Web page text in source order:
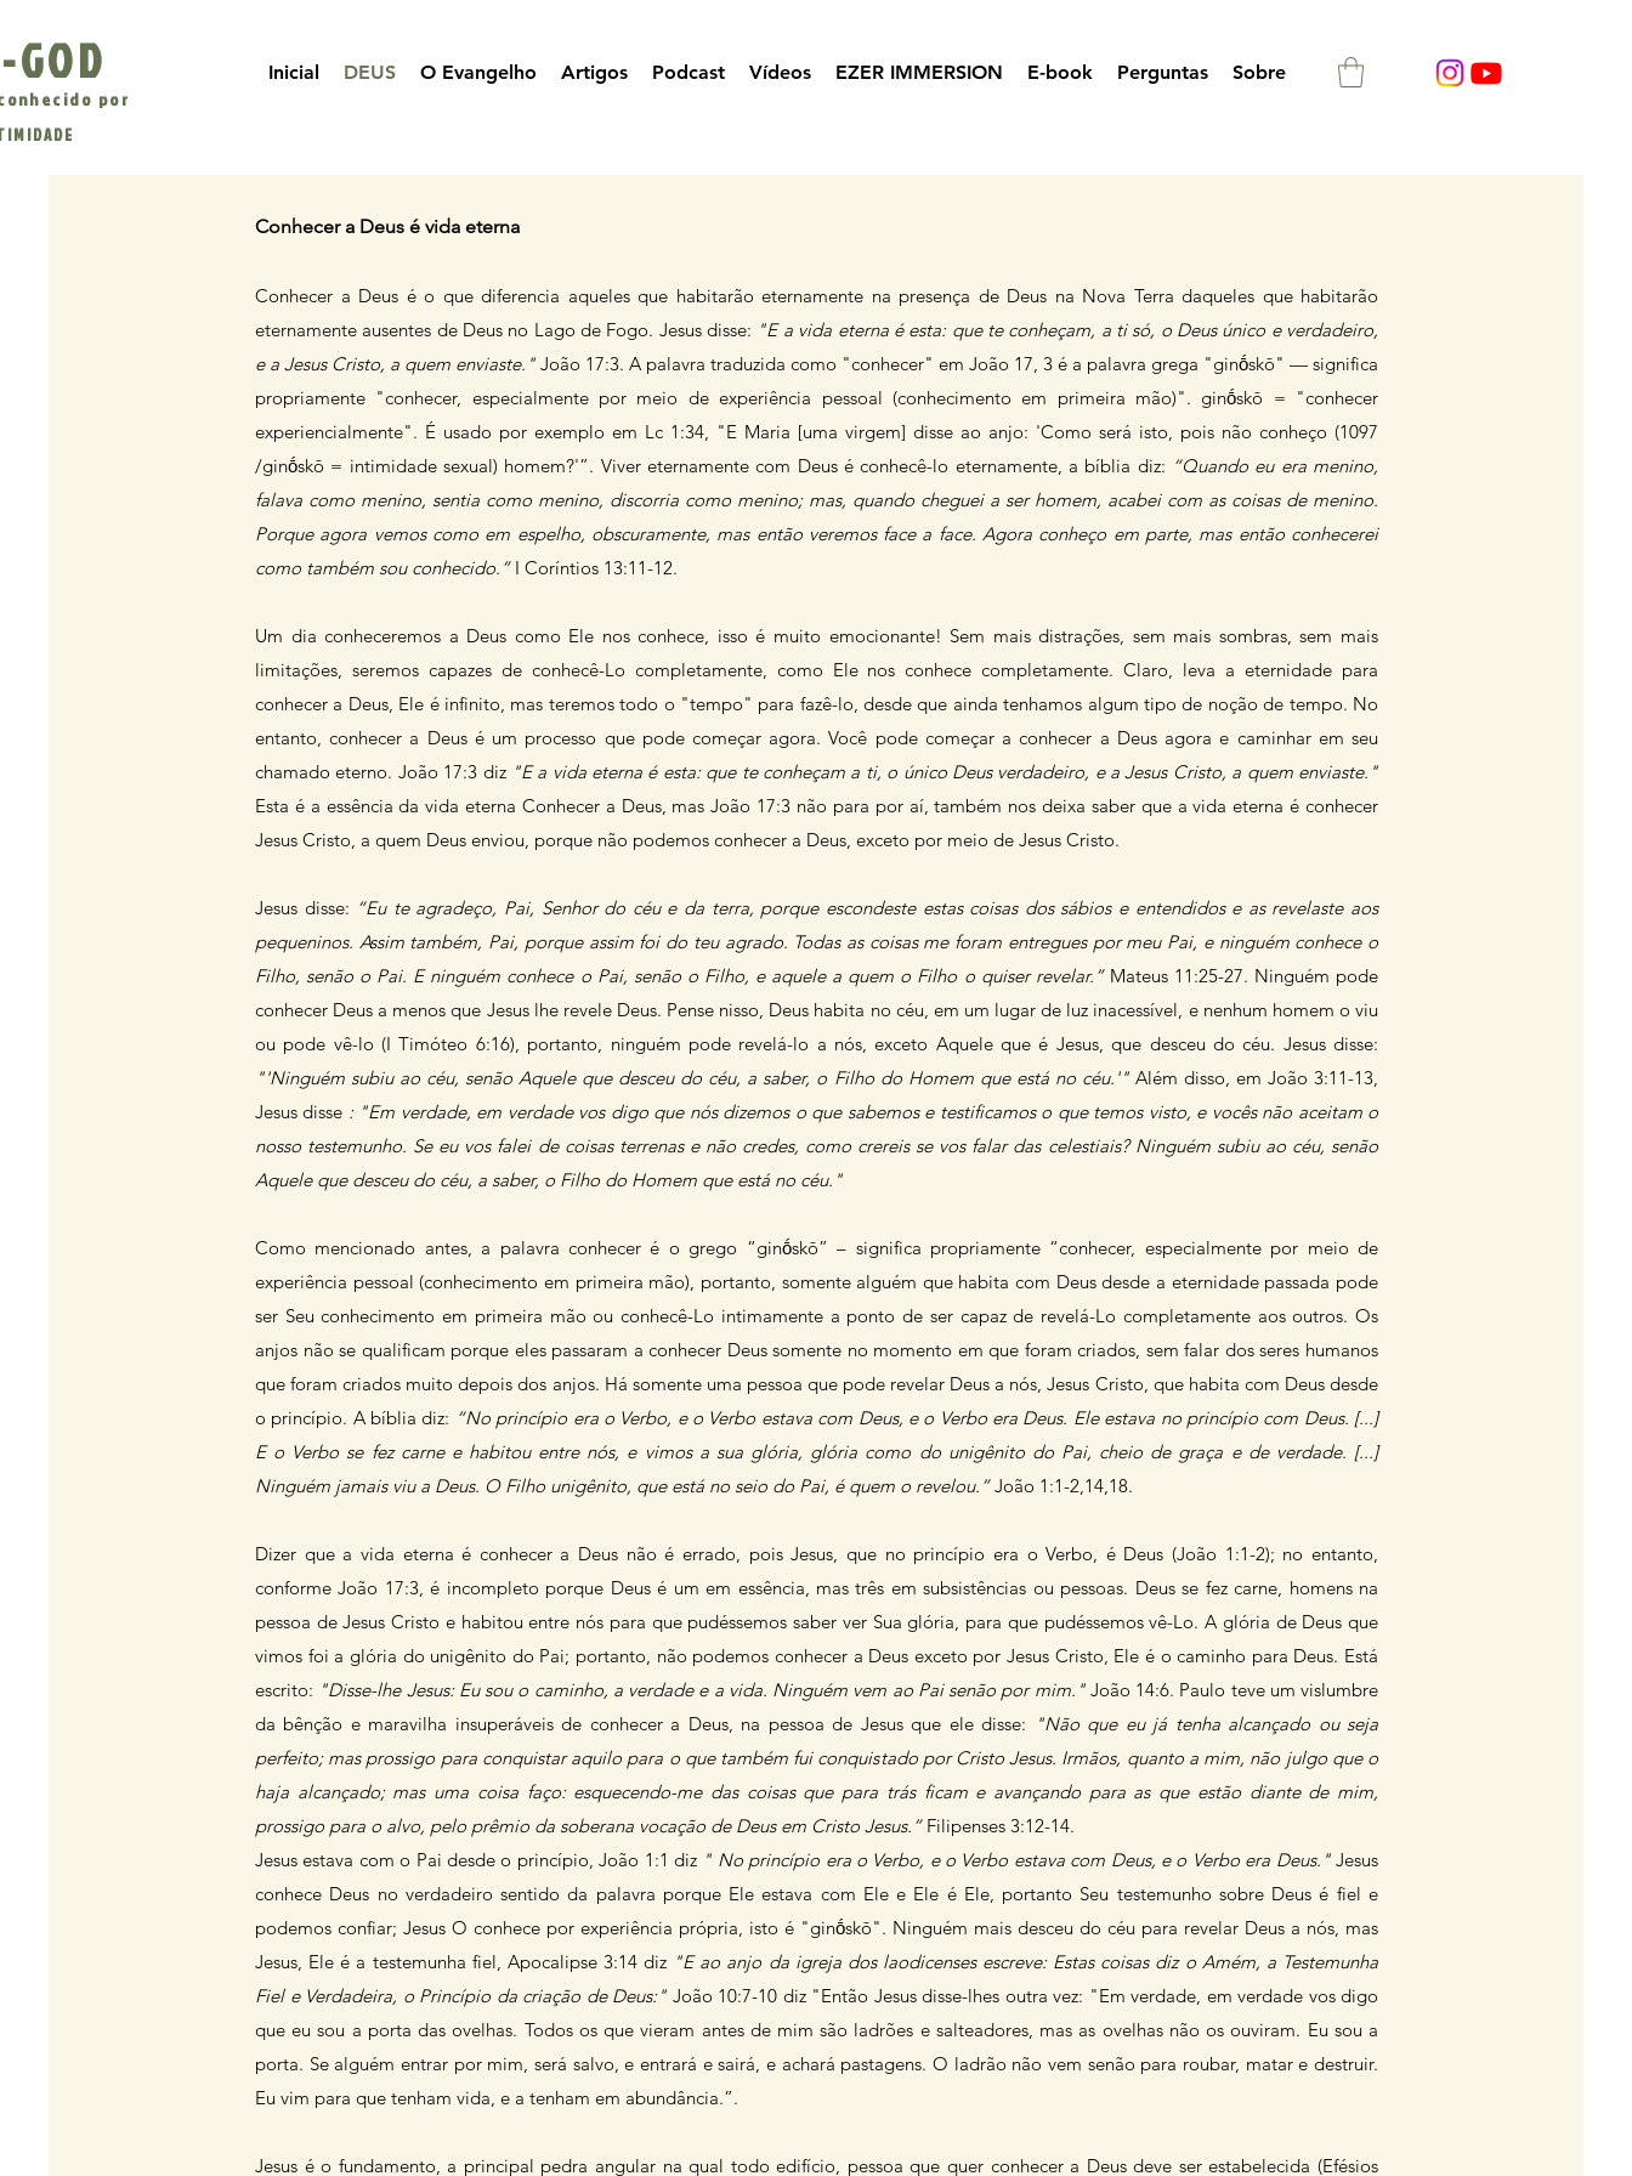
Inicial DEUS O Evangelho Artigos Podcast Vídeos EZER IMMERSION E-book Perguntas
Sobre
por
Conhecer a Deus é vida eterna
Conhecer a Deus é o que diferencia aqueles que habitarão eternamente na presença de Deus na Nova Terra daqueles que habitarão
eternamente ausentes de Deus no Lago de Fogo. Jesus disse: "E a vida eterna é esta: que te conheçam, a ti só, o Deus único e verdadeiro,
e a Jesus Cristo, a quem enviaste." João 17:3. A palavra traduzida como "conhecer" em João 17, 3 é a palavra grega "ginṓskō" — significa
propriamente "conhecer, especialmente por meio de experiência pessoal (conhecimento em primeira mão)". ginṓskō = "conhecer
experiencialmente". É usado por exemplo em Lc 1:34, "E Maria [uma virgem] disse ao anjo: 'Como será isto, pois não conheço (1097
/ginṓskō = intimidade sexual) homem?'”. Viver eternamente com Deus é conhecê-lo eternamente, a bíblia diz: “Quando eu era menino,
falava como menino, sentia como menino, discorria como menino; mas, quando cheguei a ser homem, acabei com as coisas de menino.
Porque agora vemos como em espelho, obscuramente, mas então veremos face a face. Agora conheço em parte, mas então conhecerei
como também sou conhecido.”I Coríntios 13:11-12.
Um dia conheceremos a Deus como Ele nos conhece, isso é muito emocionante! Sem mais distrações, sem mais sombras, sem mais
limitações, seremos capazes de conhecê-Lo completamente, como Ele nos conhece completamente. Claro, leva a eternidade para
conhecer a Deus, Ele é infinito, mas teremos todo o "tempo" para fazê-lo, desde que ainda tenhamos algum tipo de noção de tempo. No
entanto, conhecer a Deus é um processo que pode começar agora. Você pode começar a conhecer a Deus agora e caminhar em seu
chamado eterno. João 17:3 diz "E a vida eterna é esta: que te conheçam a ti, o único Deus verdadeiro, e a Jesus Cristo, a quem enviaste."
Esta é a essência da vida eterna Conhecer a Deus, mas João 17:3 não para por aí, também nos deixa saber que a vida eterna é conhecer
Jesus Cristo, a quem Deus enviou, porque não podemos conhecer a Deus, exceto por meio de Jesus Cristo.
Jesus disse: “Eu te agradeço, Pai, Senhor do céu e da terra, porque escondeste estas coisas dos sábios e entendidos e as revelaste aos
pequeninos. Assim também, Pai, porque assim foi do teu agrado. Todas as coisas me foram entregues por meu Pai, e ninguém conhece o
Filho, senão o Pai. E ninguém conhece o Pai, senão o Filho, e aquele a quem o Filho o quiser revelar.”Mateus 11:25-27. Ninguém pode
conhecer Deus a menos que Jesus lhe revele Deus. Pense nisso, Deus habita no céu, em um lugar de luz inacessível, e nenhum homem o viu
ou pode vê-lo (I Timóteo 6:16), portanto, ninguém pode revelá-lo a nós, exceto Aquele que é Jesus, que desceu do céu. Jesus disse:
"'Ninguém subiu ao céu, senão Aquele que desceu do céu, a saber, o Filho do Homem que está no céu.'" Além disso, em João 3:11-13,
Jesus disse : "Em verdade, em verdade vos digo que nós dizemos o que sabemos e testificamos o que temos visto, e vocês não aceitam o
nosso testemunho. Se eu vos falei de coisas terrenas e não credes, como crereis se vos falar das celestiais? Ninguém subiu ao céu, senão
Aquele que desceu do céu, a saber, o Filho do Homem que está no céu."
Como mencionado antes, a palavra conhecer é o grego “ginṓskō” – significa propriamente “conhecer, especialmente por meio de
experiência pessoal (conhecimento em primeira mão), portanto, somente alguém que habita com Deus desde a eternidade passada pode
ser Seu conhecimento em primeira mão ou conhecê-Lo intimamente a ponto de ser capaz de revelá-Lo completamente aos outros. Os
anjos não se qualificam porque eles passaram a conhecer Deus somente no momento em que foram criados, sem falar dos seres humanos
que foram criados muito depois dos anjos. Há somente uma pessoa que pode revelar Deus a nós, Jesus Cristo, que habita com Deus desde
o princípio. A bíblia diz: “No princípio era o Verbo, e o Verbo estava com Deus, e o Verbo era Deus. Ele estava no princípio com Deus. [...]
E o Verbo se fez carne e habitou entre nós, e vimos a sua glória, glória como do unigênito do Pai, cheio de graça e de verdade. [...]
Ninguém jamais viu a Deus. O Filho unigênito, que está no seio do Pai, é quem o revelou.”João 1:1-2,14,18.
Dizer que a vida eterna é conhecer a Deus não é errado, pois Jesus, que no princípio era o Verbo, é Deus (João 1:1-2); no entanto,
conforme João 17:3, é incompleto porque Deus é um em essência, mas três em subsistências ou pessoas. Deus se fez carne, homens na
pessoa de Jesus Cristo e habitou entre nós para que pudéssemos saber ver Sua glória, para que pudéssemos vê-Lo. A glória de Deus que
vimos foi a glória do unigênito do Pai; portanto, não podemos conhecer a Deus exceto por Jesus Cristo, Ele é o caminho para Deus. Está
escrito: "Disse-lhe Jesus: Eu sou o caminho, a verdade e a vida. Ninguém vem ao Pai senão por mim."João 14:6. Paulo teve um vislumbre
da bênção e maravilha insuperáveis de conhecer a Deus, na pessoa de Jesus que ele disse:
"Não que eu já tenha alcançado ou seja
perfeito; mas prossigo para conquistar aquilo para o que também fui conquistado por Cristo Jesus. Irmãos, quanto a mim, não julgo que o
haja alcançado; mas uma coisa faço: esquecendo-me das coisas que para trás ficam e avançando para as que estão diante de mim,
prossigo para o alvo, pelo prêmio da soberana vocação de Deus em Cristo Jesus.”Filipenses 3:12-14.
Jesus estava com o Pai desde o princípio, João 1:1 diz " No princípio era o Verbo, e o Verbo estava com Deus, e o Verbo era Deus."Jesus
conhece Deus no verdadeiro sentido da palavra porque Ele estava com Ele e Ele é Ele, portanto Seu testemunho sobre Deus é fiel e
podemos confiar; Jesus O conhece por experiência própria, isto é "ginṓskō". Ninguém mais desceu do céu para revelar Deus a nós, mas
Jesus, Ele é a testemunha fiel, Apocalipse 3:14 diz "E ao anjo da igreja dos laodicenses escreve: Estas coisas diz o Amém, a Testemunha
Fiel e Verdadeira, o Princípio da criação de Deus:" João 10:7-10 diz "Então Jesus disse-lhes outra vez: "Em verdade, em verdade vos digo
que eu sou a porta das ovelhas. Todos os que vieram antes de mim são ladrões e salteadores, mas as ovelhas não os ouviram. Eu sou a
porta. Se alguém entrar por mim, será salvo, e entrará e sairá, e achará pastagens. O ladrão não vem senão para roubar, matar e destruir.
Eu vim para que tenham vida, e a tenham em abundância.”.
Jesus é o fundamento, a principal pedra angular na qual todo edifício, pessoa que quer conhecer a Deus deve ser estabelecida (Efésios